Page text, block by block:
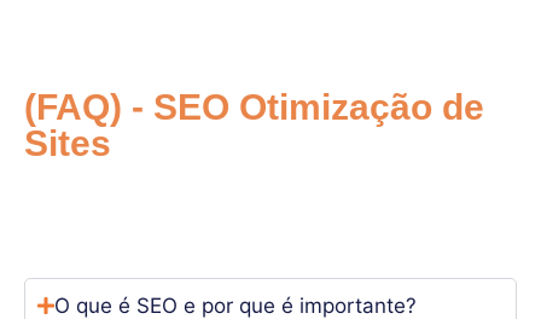
(FAQ) - SEO Otimização de
Sites
O que é SEO e por que é importante?